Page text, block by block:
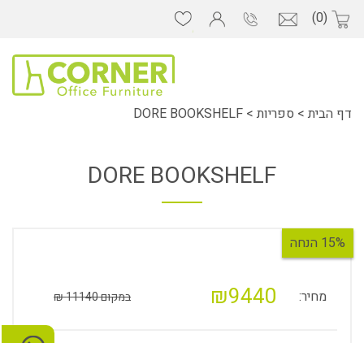
(0)
דף הבית > ספריות >
DORE BOOKSHELF
DORE BOOKSHELF
15% הנחה
מחיר: ₪9440 במקום 11140 ₪